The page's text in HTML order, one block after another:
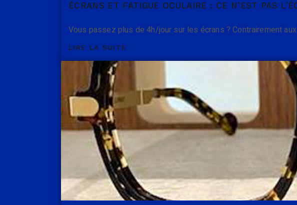
ÉCRANS ET FATIGUE OCULAIRE : CE N’EST PAS
Vous passez plus de 4h/jour sur les écrans ? Contrairement
LIRE LA SUITE